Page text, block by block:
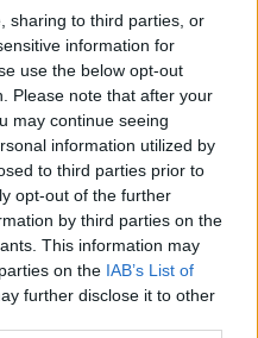
sharing to third parties, or
information for
use the below opt-out
Please note that after your
may continue seeing
information utilized by
to third parties prior to
opt-out of the further
by third parties on the
This information may
on the IAB’s List of
further disclose it to other
Doktor Murphy (The
sorozat is
az RTL Klubon